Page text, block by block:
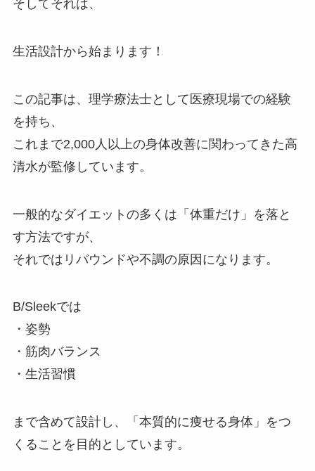
そしてそれは、
生活設計から始まります！
この記事は、理学療法士として医療現場での経験
を持ち、
これまで2,000人以上の身体改善に関わってきた高
清水が監修しています。
一般的なダイエットの多くは「体重だけ」を落と
す方法ですが、
それではリバウンドや不調の原因になります。
B/Sleekでは
・姿勢
・筋肉バランス
・生活習慣
まで含めて設計し、「本質的に痩せる身体」をつ
くることを目的としています。